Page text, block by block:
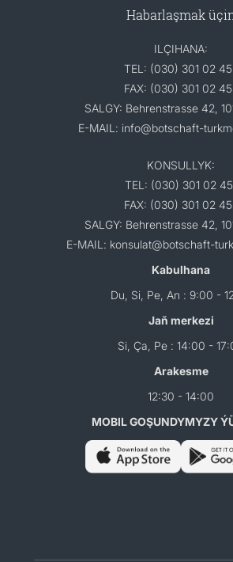
Habarlaşmak
ILÇIHANA:
TEL: (030) 301 02
FAX: (030) 301 02
SALGY: Behrenstrasse 42,
E-MAIL: info@botschaft-
KONSULLYK:
TEL: (030) 301 02
FAX: (030) 301 02
SALGY: Behrenstrasse 42,
E-MAIL: konsulat@botschaft-
Kabulhana
Du, Si, Pe, An : 9:00 -
Jaň merkezi
Si, Ça, Pe : 14:00 -
Arakesme
12:30 - 14:00
MOBIL GOŞUNDYMYZY